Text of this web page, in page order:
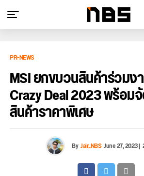
PR-NEWS
MSI ยกขบวนสินค้าร่วมง
Crazy Deal 2023 พร้อม
สินค้าราคาพิเศษ
ByJair_NBSJune 27, 2023|